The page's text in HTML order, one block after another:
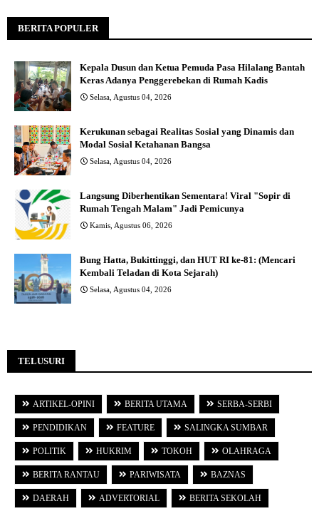
BERITA POPULER
Kepala Dusun dan Ketua Pemuda Pasa Hilalang Bantah
Keras Adanya Penggerebekan di Rumah Kadis
Selasa, Agustus 04, 2026
Kerukunan sebagai Realitas Sosial yang Dinamis dan
Modal Sosial Ketahanan Bangsa
Selasa, Agustus 04, 2026
Langsung Diberhentikan Sementara! Viral "Sopir di
Rumah Tengah Malam" Jadi Pemicunya
Kamis, Agustus 06, 2026
Bung Hatta, Bukittinggi, dan HUT RI ke-81: (Mencari
Kembali Teladan di Kota Sejarah)
Selasa, Agustus 04, 2026
TELUSURI
ARTIKEL-OPINI BERITA UTAMA SERBA-SERBI
PENDIDIKAN FEATURE SALINGKA SUMBAR
POLITIK HUKRIM TOKOH OLAHRAGA
BERITA RANTAU PARIWISATA BAZNAS
DAERAH ADVERTORIAL BERITA SEKOLAH